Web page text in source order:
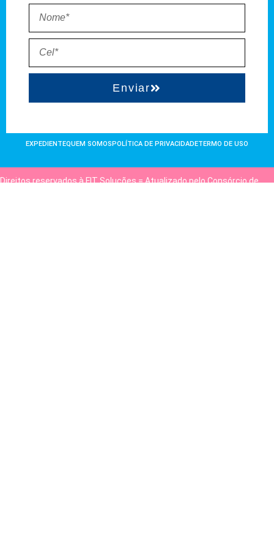
Enviar
EXPEDIENTEQUEM SOMOSPOLÍTICA DE PRIVACIDADETERMO DE USO
Direitos reservados à FIT Soluções = Atualizado pelo Consórcio de